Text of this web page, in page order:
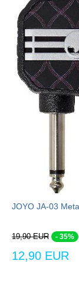
JOYO JA-03
19,90 EUR - 35%
12,90 EUR